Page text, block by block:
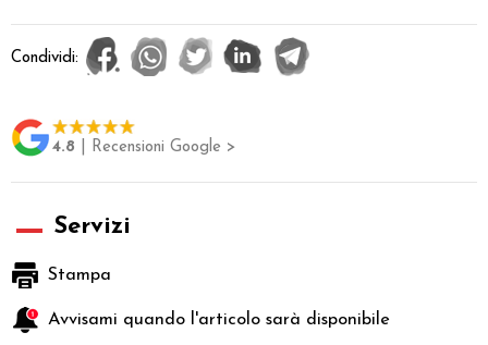
Condividi:
4.8 | Recensioni Google >
Servizi
Stampa
Avvisami quando l'articolo sarà disponibile